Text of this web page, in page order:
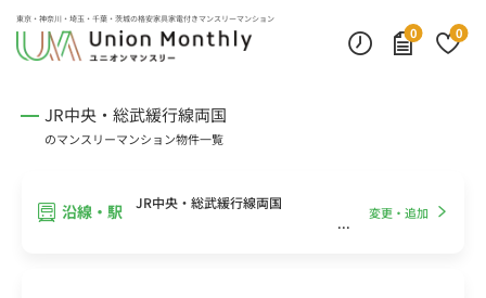
東京・神奈川・埼玉・千葉・茨城の格安家具家電付きマンスリーマンション
0
0
JR中央・総武緩行線両国
のマンスリーマンション物件一覧
沿線・駅 JR中央・総武緩行線両国
変更・追加